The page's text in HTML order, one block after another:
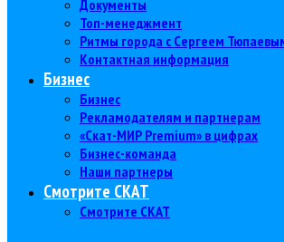
Документы
Топ-менеджмент
Ритмы города с Сергеем
Контактная информация
Бизнес
Бизнес
Рекламодателям и партнерам
«Скат-МИР Premium» в цифрах
Бизнес-команда
Наши партнеры
Смотрите СКАТ
Смотрите СКАТ